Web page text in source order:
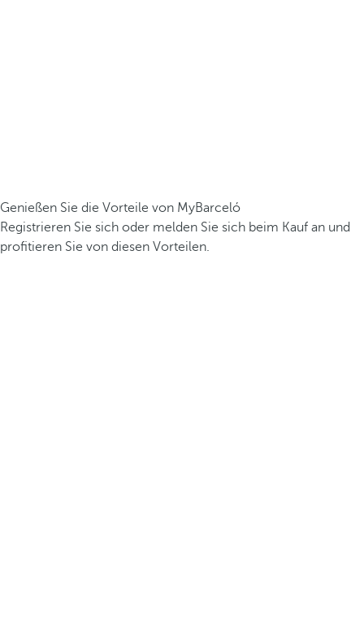
Genießen Sie die Vorteile von MyBarceló
Registrieren Sie sich oder melden Sie sich beim Kauf an und
profitieren Sie von diesen Vorteilen.